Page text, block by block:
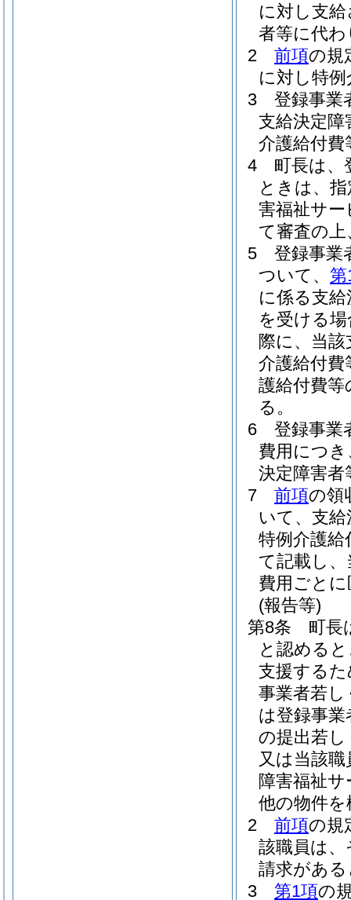
に対し支
者等に代
2
前項の規
に対し特
3
登録事業
支給決定障
介護給付
4
町長は、
ときは、
害福祉サ
て審査の
5
登録事業
ついて、 第
に係る支
を受ける
際に、当
介護給付費
護給付費
る。
6
登録事業
費用につ
決定障害
7
前項の領
いて、支
特例介護
て記載し
費用ごと
(報告等)
第8条
町長
と認める
支援する
事業者若
は登録事
の提出若
又は当該
障害福祉
他の物件
2
前項の規
該職員は
請求があ
3
第1項の